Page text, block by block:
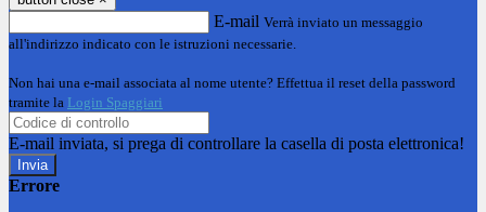
E-mail Verrà inviato un messaggio
all'indirizzo indicato con le istruzioni necessarie.
Non hai una e-mail associata al nome utente? Effettua il reset della password
tramite la Login Spaggiari
E-mail inviata, si prega di controllare la casella di posta elettronica!
Errore